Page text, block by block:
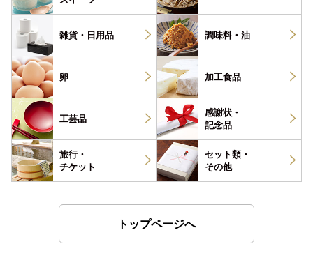
雑貨・ 日用品 調味料・ 油
卵 加工食品
工芸品
感謝状・
記念品
旅行・
チケット
セット類・
その他
トップページへ